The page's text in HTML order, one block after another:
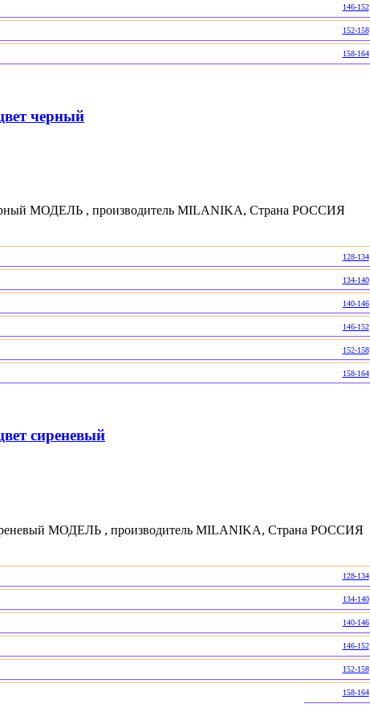
146-152
152-158
158-164
черный
МОДЕЛЬ , производитель MILANIKA, Страна РОССИЯ
128-134
134-140
140-146
146-152
152-158
158-164
сиреневый
МОДЕЛЬ , производитель MILANIKA, Страна РОССИЯ
128-134
134-140
140-146
146-152
152-158
158-164